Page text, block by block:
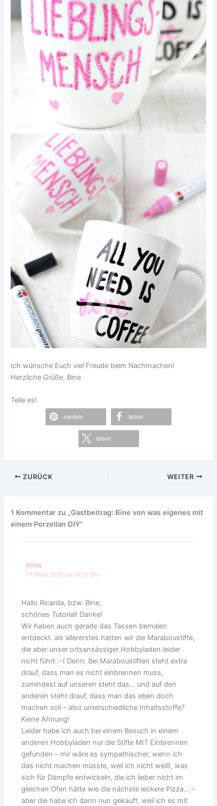
Ich wünsche Euch viel Freude beim Nachmachen!
Herzliche Grüße, Bine
Teile es!
merken teilen
teilen
ZURÜCK WEITER
1 Kommentar zu „Gastbeitrag: Bine von was eigenes mit
einem Porzellan DIY“
Irina
17. März 2016 um 19:21 Uhr
Hallo Ricarda, bzw. Bine,
schönes Tutorial! Danke!
Wir haben auch gerade das Tassen bemalen
entdeckt. als allererstes hatten wir die Maraboustifte,
die aber unser ortsansässiger Hobbyladen leider
nicht führt :-( Denn: Bei Maraboustiften steht extra
drauf, dass man es nicht einbrennen muss,
zumindest auf unseren steht das… und auf den
anderen steht drauf, dass man das eben doch
machen soll – also unterschiedliche Inhaltsstoffe?
Keine Ahnung!
Leider habe ich auch bei einem Besuch in einem
anderen Hobbyladen nur die Stifte MIT Einbrennen
gefunden – mir wäre es sympathischer, wenn ich
das nicht machen müsste, weil ich nicht weiß, was
sich für Dämpfe entwickeln, die ich lieber nicht im
gleichen Ofen hätte wie die nächste leckere Pizza… –
aber die habe ich dann nun gekauft, weil ich es mit